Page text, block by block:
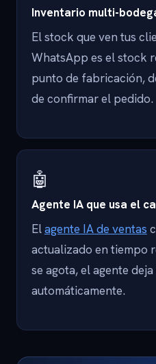
Inventario multi-
El stock que ven tus
WhatsApp es el stock
punto de fabricación,
de confirmar el pedido.
🤖
Agente IA que usa el
Elagente IA de ventas
actualizado en tiempo
se agota, el agente
automáticamente.